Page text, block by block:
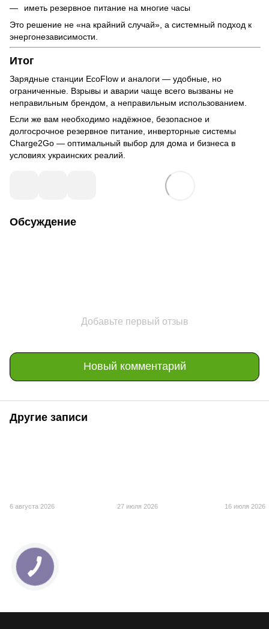
иметь резервное питание на многие часы
Это решение не «на крайний случай», а системный подход к
энергонезависимости.
Итог
Зарядные станции EcoFlow и аналоги — удобные, но
ограниченные. Взрывы и аварии чаще всего вызваны не
неправильным брендом, а неправильным использованием.
Если же вам необходимо надёжное, безопасное и
долгосрочное резервное питание, инверторные системы
Charge2Go — оптимальный выбор для дома и бизнеса в
условиях украинских реалий.
Обсуждение
Добавьте первый отзыв
Новый комментарий
Другие записи
6 августа 2026 27 июля 2026 16 июля 2026